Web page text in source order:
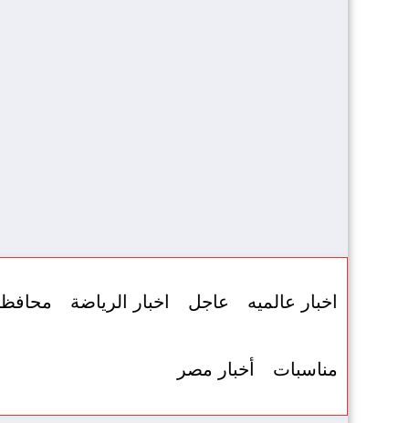
اخبار عالميه عاجل اخبار الرياضة
مناسبات أخبار مصر